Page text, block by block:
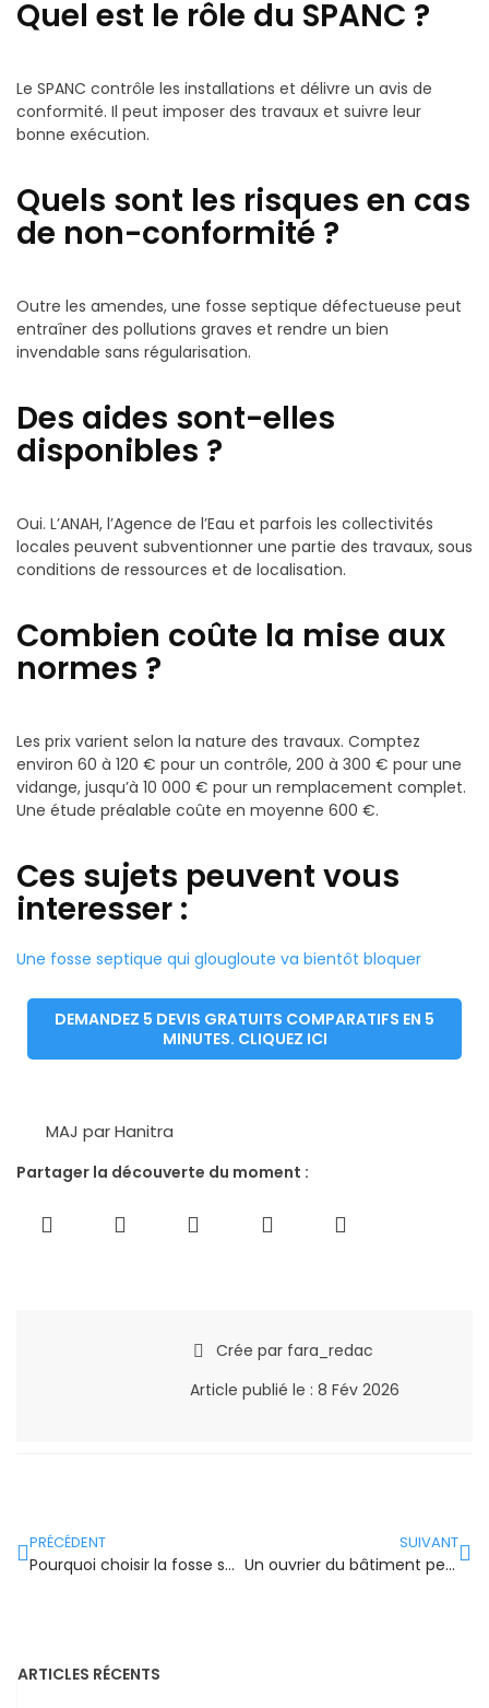
Quel est le rôle du SPANC ?
Le SPANC contrôle les installations et délivre un avis de
conformité. Il peut imposer des travaux et suivre leur
bonne exécution.
Quels sont les risques en cas
de non-conformité ?
Outre les amendes, une fosse septique défectueuse peut
entraîner des pollutions graves et rendre un bien
invendable sans régularisation.
Des aides sont-elles
disponibles ?
Oui. L’ANAH, l’Agence de l’Eau et parfois les collectivités
locales peuvent subventionner une partie des travaux, sous
conditions de ressources et de localisation.
Combien coûte la mise aux
normes ?
Les prix varient selon la nature des travaux. Comptez
environ 60 à 120 € pour un contrôle, 200 à 300 € pour une
vidange, jusqu’à 10 000 € pour un remplacement complet.
Une étude préalable coûte en moyenne 600 €.
Ces sujets peuvent vous
interesser :
Une fosse septique qui glougloute va bientôt bloquer
DEMANDEZ 5 DEVIS GRATUITS COMPARATIFS EN 5
MINUTES. CLIQUEZ ICI
MAJ par Hanitra
Partager la découverte du moment :
Crée par fara_redac
Article publié le : 8 Fév 2026
PRÉCÉDENT
Pourquoi choisir la fosse septique Brico Dépôt pour votre habitation ?
SUIVANT
Un ouvrier du bâtiment peut-il vraiment construire une fosse septique ?
ARTICLES RÉCENTS